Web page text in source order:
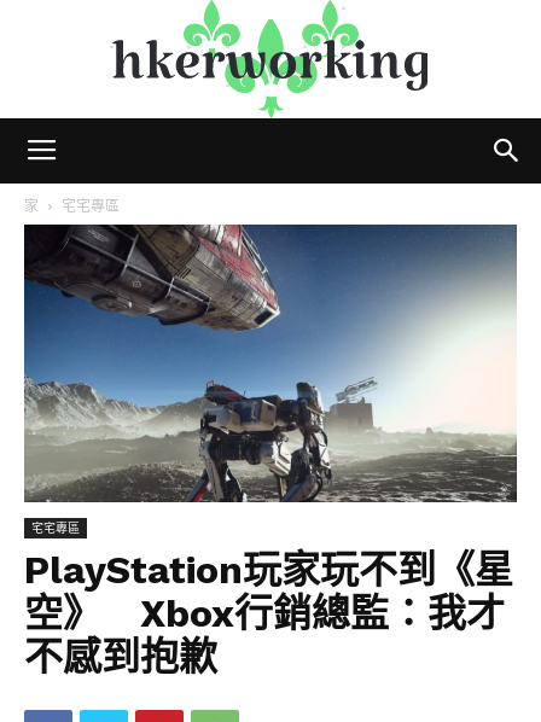
家 宅宅專區
宅宅專區
PlayStation玩家玩不到《星
空》 Xbox行銷總監：我才
不感到抱歉